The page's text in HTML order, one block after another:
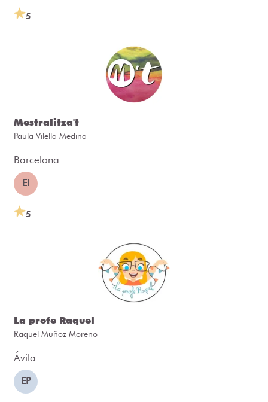
5
Mestralitza't
Paula Vilella Medina
Barcelona
EI
5
La profe Raquel
Raquel Muñoz Moreno
Ávila
EP